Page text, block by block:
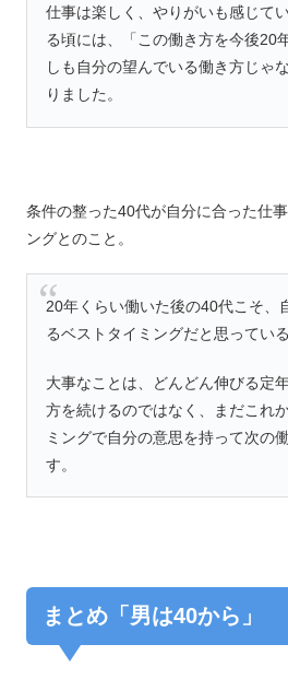
仕事は楽しく、やりがいも感じて
る頃には、「この働き方を今後20
しも自分の望んでいる働き方じゃ
りました。
条件の整った40代が自分に合った仕
ングとのこと。
20年くらい働いた後の40代こそ、
るベストタイミングだと思っている
大事なことは、どんどん伸びる定
方を続けるのではなく、まだこれ
ミングで自分の意思を持って次の
す。
まとめ「男は40から」